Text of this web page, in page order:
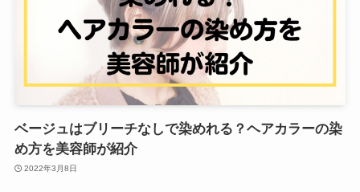
ベージュはブリーチなしで染めれる？ヘアカラーの染
め方を美容師が紹介
2022年3月8日